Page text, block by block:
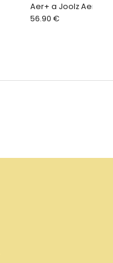
Aer+ a Joolz Aer -
kočíkov
56.90 €